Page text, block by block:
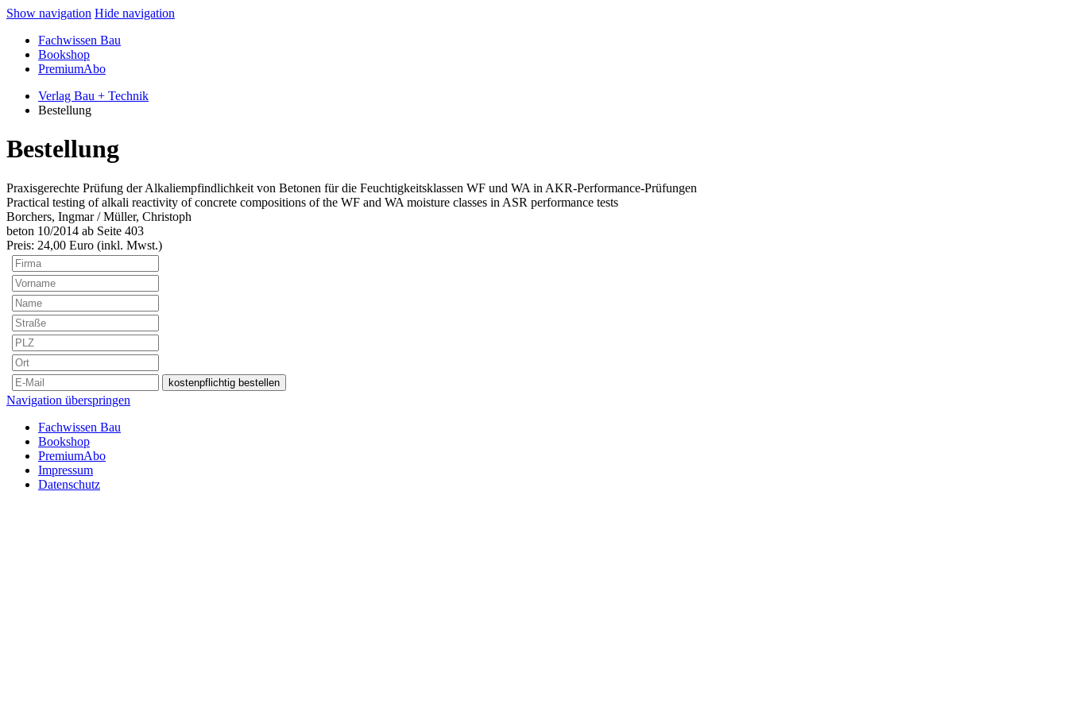
Show navigation Hide navigation
Fachwissen Bau
Bookshop
PremiumAbo
Verlag Bau + Technik
Bestellung
Bestellung
Praxisgerechte Prüfung der Alkaliempfindlichkeit von Betonen für die Feuchtigkeitsklassen WF und WA in AKR-Performance-Prüfungen
Practical testing of alkali reactivity of concrete compositions of the WF and WA moisture classes in ASR performance tests
Borchers, Ingmar / Müller, Christoph
beton 10/2014 ab Seite 403
Preis: 24,00 Euro (inkl. Mwst.)
Navigation überspringen
Fachwissen Bau
Bookshop
PremiumAbo
Impressum
Datenschutz